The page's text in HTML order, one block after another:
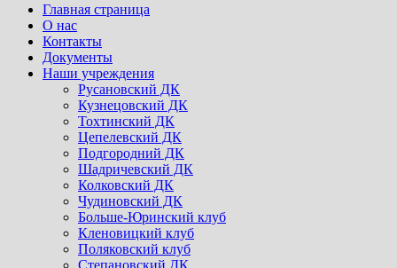
Главная страница
О нас
Контакты
Документы
Наши учреждения
Русановский ДК
Кузнецовский ДК
Тохтинский ДК
Цепелевский ДК
Подгородний ДК
Шадричевский ДК
Колковский ДК
Чудиновский ДК
Больше-Юринский клуб
Кленовицкий клуб
Поляковский клуб
Степановский ДК